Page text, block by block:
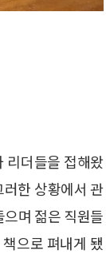
리더들을 접해왔
한 상황에서 관
으며 젊은 직원들
으로 펴내게 됐